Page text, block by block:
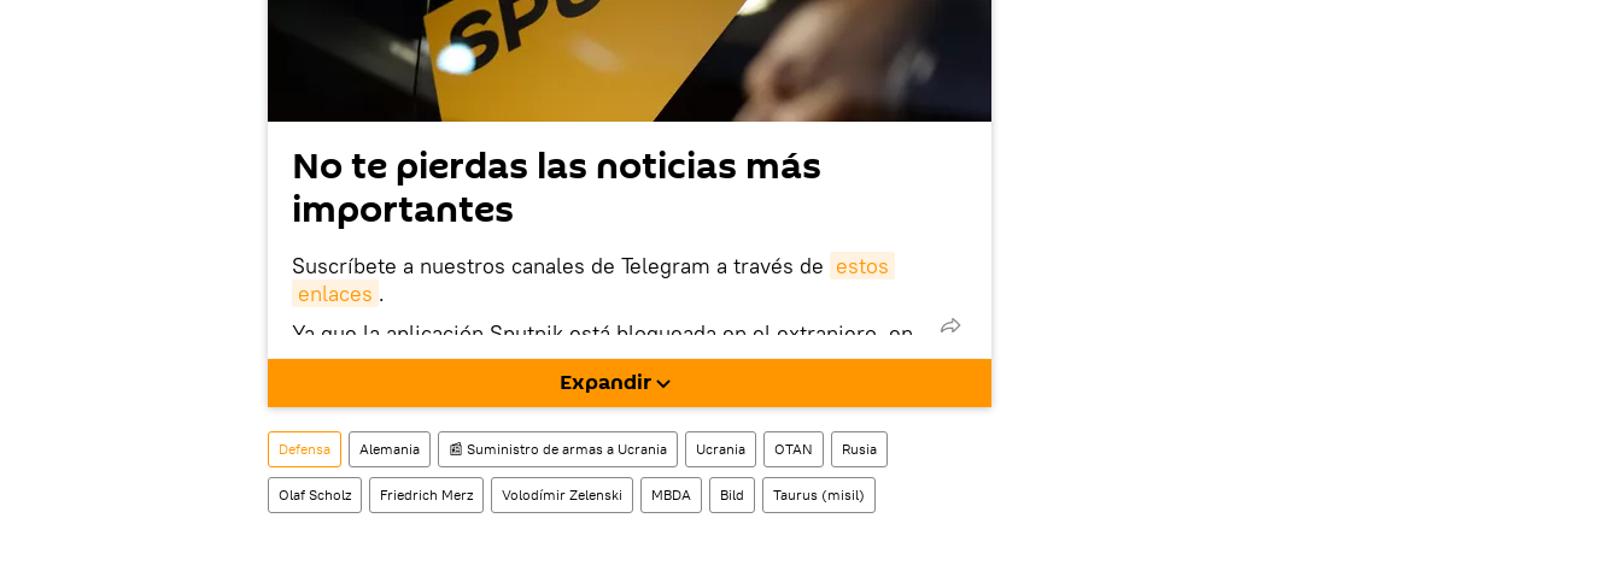
No te pierdas las noticias más
importantes
Suscríbete a nuestros canales de Telegram a través de estos
enlaces .
Ya que la aplicación Sputnik está bloqueada en el extranjero, en
este enlace puedes descargarla e instalarla en tu dispositivo
También tenemos una cuenta en la red social rusa VK .
Expandir
Defensa Alemania 📰 Suministro de armas a Ucrania Ucrania OTAN Rusia
Olaf Scholz Friedrich Merz Volodímir Zelenski MBDA Bild Taurus (misil)